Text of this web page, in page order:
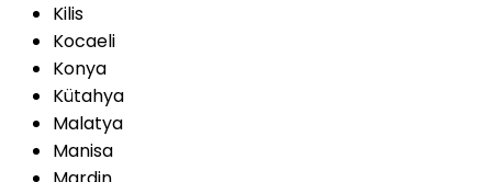
Kilis
Kocaeli
Konya
Kütahya
Malatya
Manisa